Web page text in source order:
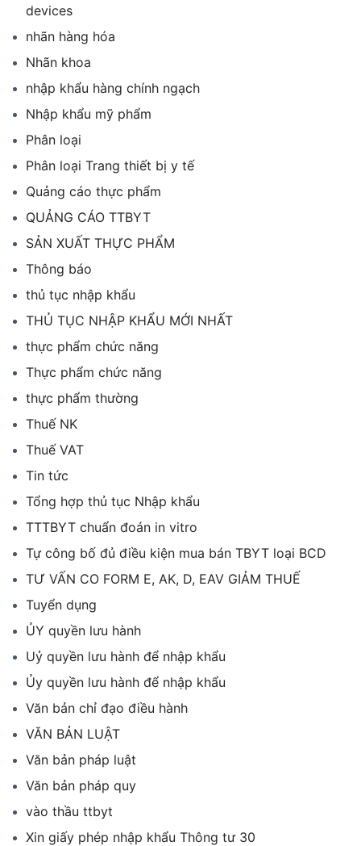
devices
nhãn hàng hóa
Nhãn khoa
nhập khẩu hàng chính ngạch
Nhập khẩu mỹ phẩm
Phân loại
Phân loại Trang thiết bị y tế
Quảng cáo thực phẩm
QUẢNG CÁO TTBYT
SẢN XUẤT THỰC PHẨM
Thông báo
thủ tục nhập khẩu
THỦ TỤC NHẬP KHẨU MỚI NHẤT
thực phẩm chức năng
Thực phẩm chức năng
thực phẩm thường
Thuế NK
Thuế VAT
Tin tức
Tổng hợp thủ tục Nhập khẩu
TTTBYT chuẩn đoán in vitro
Tự công bố đủ điều kiện mua bán TBYT loại BCD
TƯ VẤN CO FORM E, AK, D, EAV GIẢM THUẾ
Tuyển dụng
ỦY quyền lưu hành
Uỷ quyền lưu hành để nhập khẩu
Ủy quyền lưu hành để nhập khẩu
Văn bản chỉ đạo điều hành
VĂN BẢN LUẬT
Văn bản pháp luật
Văn bản pháp quy
vào thầu ttbyt
Xin giấy phép nhập khẩu Thông tư 30